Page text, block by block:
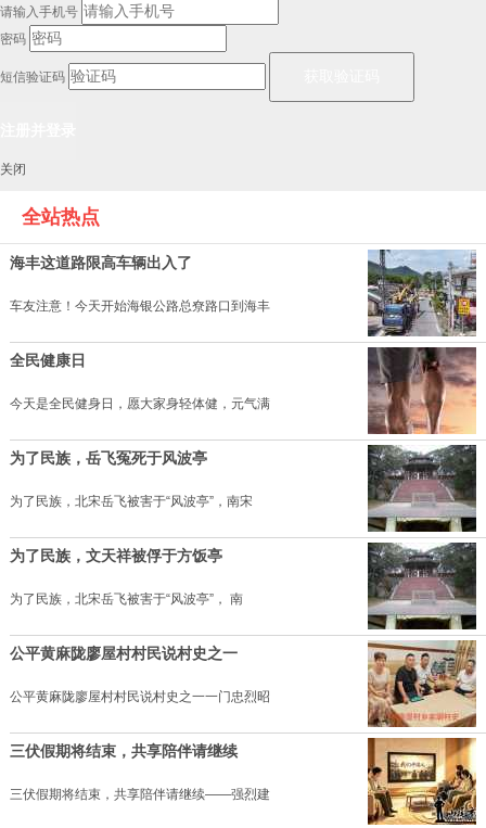
请输入手机号
密码
短信验证码
关闭
全站热点
海丰这道路限高车辆出入了
车友注意！今天开始海银公路总尞路口到海丰
全民健康日
今天是全民健身日，愿大家身轻体健，元气满
为了民族，岳飞冤死于风波亭
为了民族，北宋岳飞被害于“风波亭”，南宋
为了民族，文天祥被俘于方饭亭
为了民族，北宋岳飞被害于“风波亭”， 南
公平黄麻陇廖屋村村民说村史之一
公平黄麻陇廖屋村村民说村史之一一门忠烈昭
三伏假期将结束，共享陪伴请继续
三伏假期将结束，共享陪伴请继续——强烈建